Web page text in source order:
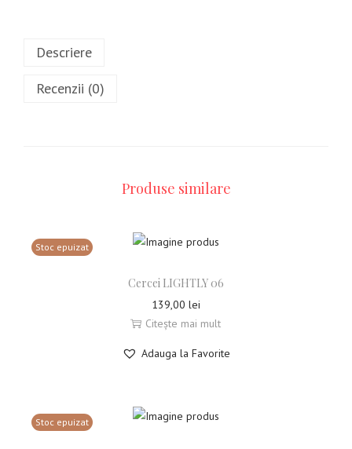
Descriere
Recenzii (0)
Produse similare
Stoc epuizat
Cercei LIGHTLY 06
139,00 lei
Citește mai mult
Adauga la Favorite
Stoc epuizat